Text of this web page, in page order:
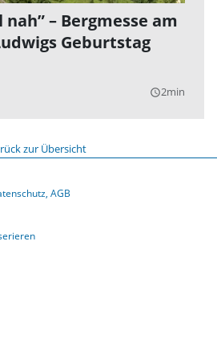
– Bergmesse am
Geburtstag
query_builder2min
zur Übersicht
AGB